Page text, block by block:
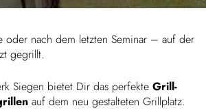
oder nach dem letzten Seminar – auf der
gegrillt.
Siegen bietet Dir das perfekte Grill­
auf dem neu gestal­teten Grillplatz.